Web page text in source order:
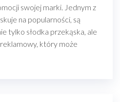
swojej marki. Jednym z
na popularności, są
tylko słodka przekąska, ale
który może